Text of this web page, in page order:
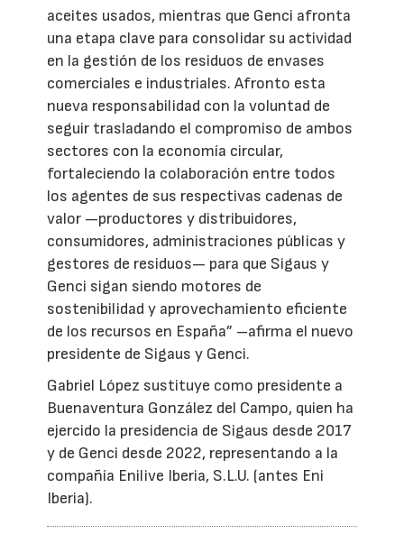
aceites usados, mientras que Genci afronta
una etapa clave para consolidar su actividad
en la gestión de los residuos de envases
comerciales e industriales. Afronto esta
nueva responsabilidad con la voluntad de
seguir trasladando el compromiso de ambos
sectores con la economía circular,
fortaleciendo la colaboración entre todos
los agentes de sus respectivas cadenas de
valor —productores y distribuidores,
consumidores, administraciones públicas y
gestores de residuos— para que Sigaus y
Genci sigan siendo motores de
sostenibilidad y aprovechamiento eficiente
de los recursos en España” –afirma el nuevo
presidente de Sigaus y Genci.
Gabriel López sustituye como presidente a
Buenaventura González del Campo, quien ha
ejercido la presidencia de Sigaus desde 2017
y de Genci desde 2022, representando a la
compañía Enilive Iberia, S.L.U. (antes Eni
Iberia).